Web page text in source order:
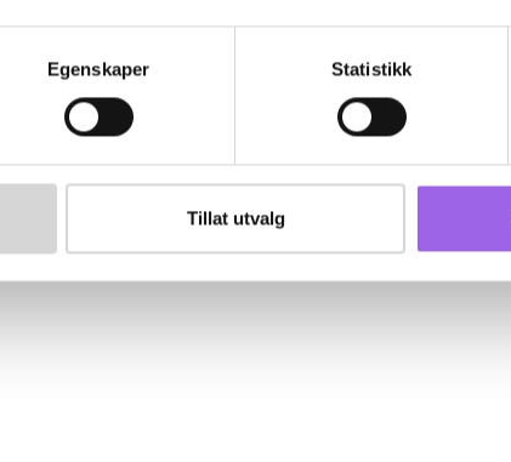
Egenskaper Statistikk
Tillat utvalg